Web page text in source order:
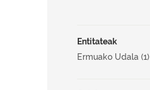
Entitateak
Ermuako Udala (1)